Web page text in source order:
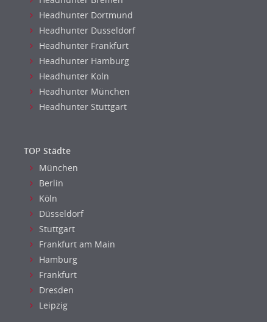
Headhunter Dortmund
Headhunter Dusseldorf
Headhunter Frankfurt
Headhunter Hamburg
Headhunter Koln
Headhunter München
Headhunter Stuttgart
TOP Städte
München
Berlin
Köln
Düsseldorf
Stuttgart
Frankfurt am Main
Hamburg
Frankfurt
Dresden
Leipzig